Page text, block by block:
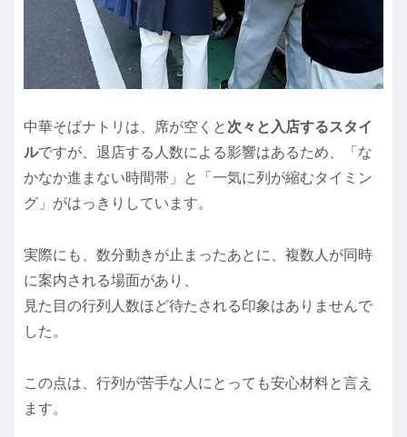
中華そばナトリは、席が空くと 次々と入店するスタイ
ルですが、退店する人数による影響はあるため、「な
かなか進まない時間帯」と「一気に列が縮むタイミン
グ」がはっきりしています。
実際にも、数分動きが止まったあとに、複数人が同時
に案内される場面があり、
見た目の行列人数ほど待たされる印象はありませんで
した。
この点は、行列が苦手な人にとっても安心材料と言え
ます。